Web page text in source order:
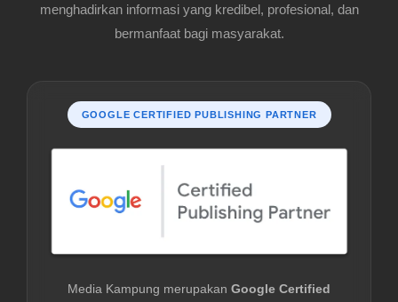
menghadirkan informasi yang kredibel, profesional, dan
bermanfaat bagi masyarakat.
GOOGLE CERTIFIED PUBLISHING PARTNER
Media Kampung merupakan Google Certified